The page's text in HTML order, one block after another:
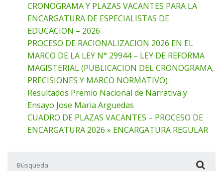
CRONOGRAMA Y PLAZAS VACANTES PARA LA
ENCARGATURA DE ESPECIALISTAS DE
EDUCACION – 2026
PROCESO DE RACIONALIZACION 2026 EN EL
MARCO DE LA LEY N° 29944 – LEY DE REFORMA
MAGISTERIAL (PUBLICACION DEL CRONOGRAMA,
PRECISIONES Y MARCO NORMATIVO)
Resultados Premio Nacional de Narrativa y
Ensayo Jose Maria Arguedas
CUADRO DE PLAZAS VACANTES – PROCESO DE
ENCARGATURA 2026 » ENCARGATURA REGULAR